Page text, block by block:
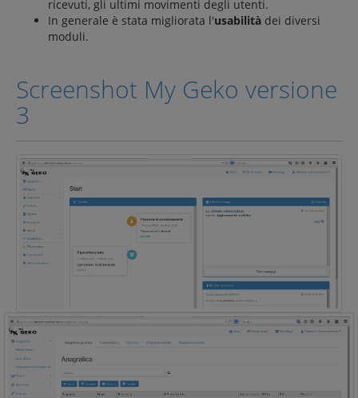
ricevuti, gli ultimi movimenti degli utenti.
In generale è stata migliorata l'usabilità dei diversi
moduli.
Screenshot My Geko versione
3